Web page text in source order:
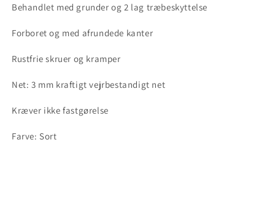
Behandlet med grunder og 2 lag træbeskyttelse
Forboret og med afrundede kanter
Rustfrie skruer og kramper
Net: 3 mm kraftigt vejrbestandigt net
Kræver ikke fastgørelse
Farve: Sort